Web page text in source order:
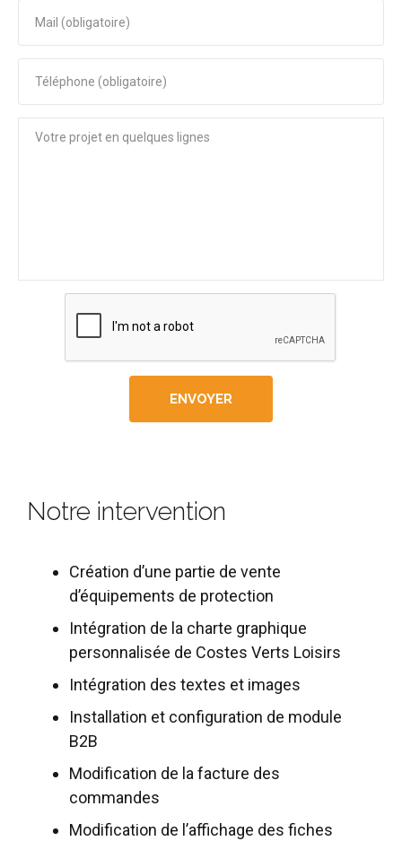
Notre intervention
Création d’une partie de vente
d’équipements de protection
Intégration de la charte graphique
personnalisée de Costes Verts Loisirs
Intégration des textes et images
Installation et configuration de module
B2B
Modification de la facture des
commandes
Modification de l’affichage des fiches